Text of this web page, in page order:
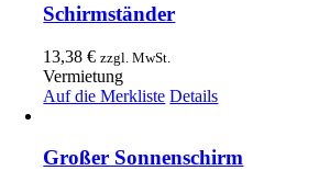
Schirmständer
13,38€ zzgl. MwSt.
Vermietung
Auf die Merkliste Details
Großer Sonnenschirm